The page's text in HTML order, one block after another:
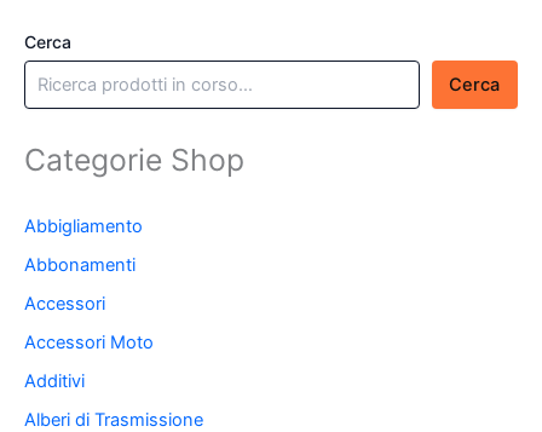
Cerca
Cerca
Categorie Shop
Abbigliamento
Abbonamenti
Accessori
Accessori Moto
Additivi
Alberi di Trasmissione